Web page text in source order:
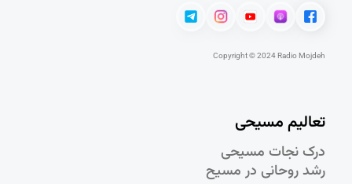
Copyright © 2024 Radio Mojdeh
تعالیم مسیحی
درک نجات مسيحی
رشد روحانی در مسيح